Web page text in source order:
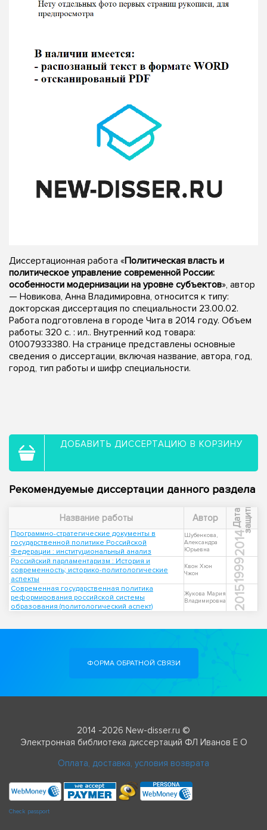
Диссертационная работа «Политическая власть и
политическое управление современной России:
особенности модернизации на уровне субъектов», автор
— Новикова, Анна Владимировна, относится к типу:
докторская диссертация по специальности 23.00.02.
Работа подготовлена в городе Чита в 2014 году. Объем
работы: 320 с. : ил.. Внутренний код товара:
01007933380. На странице представлены основные
сведения о диссертации, включая название, автора, год,
город, тип работы и шифр специальности.
ДОБАВИТЬ ДИССЕРТАЦИЮ В КОРЗИНУ
Рекомендуемые диссертации данного раздела
Название работы Автор Д
а
т
а
з
а
щ
и
т ы
Программно-стратегические документы в
государственной политике Российской
Федерации : институциональный анализ
Шубенкова,
Александра
Юрьевна
2014
Российский парламентаризм : История и
современность; историко-политологические
аспекты
Квон Хюн
Чжон
1999
Современная государственная политика
реформирования российской системы
образования (политологический аспект)
Жукова Мария
Владимировна
2015
ФОРМА ОБРАТНОЙ СВЯЗИ
2014 -2026 New-disser.ru ©
Электронная библиотека диссертаций ФЛ Иванов Е О
Оплата, доставка, условия возврата
Check passport